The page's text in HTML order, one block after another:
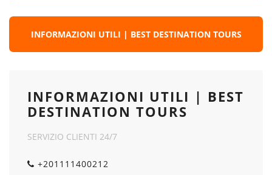
INFORMAZIONI UTILI | BEST DESTINATION TOURS
INFORMAZIONI UTILI | BEST
DESTINATION TOURS
SERVIZIO CLIENTI 24/7
+201111400212